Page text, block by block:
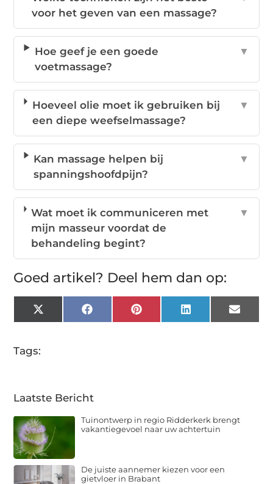
voor het geven van een massage?
Hoe geef je een goede
voetmassage?
▼
Hoeveel olie moet ik gebruiken bij
een diepe weefselmassage?
▼
Kan massage helpen bij
spanningshoofdpijn?
▼
Wat moet ik communiceren met
mijn masseur voordat de
behandeling begint?
▼
Goed artikel? Deel hem dan op:
X
(Twitter)
FacebookPinterestLinkedInEmail
Tags:
Laatste Bericht
Tuinontwerp in regio Ridderkerk brengt
vakantiegevoel naar uw achtertuin
De juiste aannemer kiezen voor een
gietvloer in Brabant